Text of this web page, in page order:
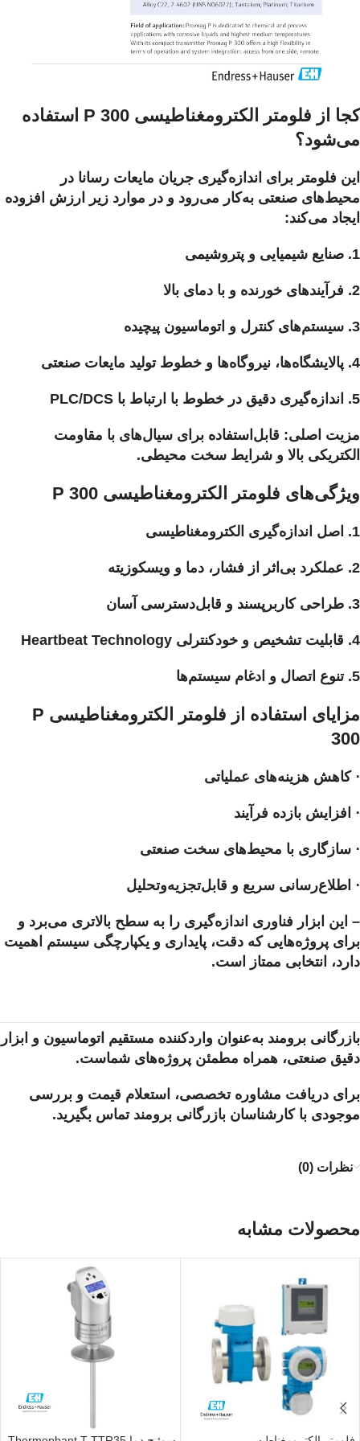
کجا از فلومتر الکترومغناطیسی P 300 استفاده
می‌شود؟
این فلومتر برای اندازه‌گیری جریان مایعات رسانا در
محیط‌های صنعتی به‌کار می‌رود و در موارد زیر ارزش افزوده
ایجاد می‌کند:
1. صنایع شیمیایی و پتروشیمی
2. فرآیندهای خورنده و با دمای بالا
3. سیستم‌های کنترل و اتوماسیون پیچیده
4. پالایشگاه‌ها، نیروگاه‌ها و خطوط تولید مایعات صنعتی
5. اندازه‌گیری دقیق در خطوط با ارتباط با PLC/DCS
مزیت اصلی: قابل‌استفاده برای سیال‌های با مقاومت
الکتریکی بالا و شرایط سخت محیطی.
ویژگی‌های فلومتر الکترومغناطیسی P 300
1. اصل اندازه‌گیری الکترومغناطیسی
2. عملکرد بی‌اثر از فشار، دما و ویسکوزیته
3. طراحی کاربرپسند و قابل‌دسترسی آسان
4. قابلیت تشخیص و خودکنترلی Heartbeat Technology
5. تنوع اتصال و ادغام سیستم‌ها
مزایای استفاده از فلومتر الکترومغناطیسی P
300
⋅ کاهش هزینه‌های عملیاتی
⋅ افزایش بازده فرآیند
⋅ سازگاری با محیط‌های سخت صنعتی
⋅ اطلاع‌رسانی سریع و قابل‌تجزیه‌وتحلیل
– این ابزار فناوری اندازه‌گیری را به سطح بالاتری می‌برد و
برای پروژه‌هایی که دقت، پایداری و یکپارچگی سیستم اهمیت
دارد، انتخابی ممتاز است.
بازرگانی برومند به‌عنوان واردکننده مستقیم اتوماسیون و ابزار
دقیق صنعتی، همراه مطمئن پروژه‌های شماست.
برای دریافت مشاوره تخصصی، استعلام قیمت و بررسی
موجودی با کارشناسان بازرگانی برومند تماس بگیرید.
نظرات (0)
محصولات مشابه